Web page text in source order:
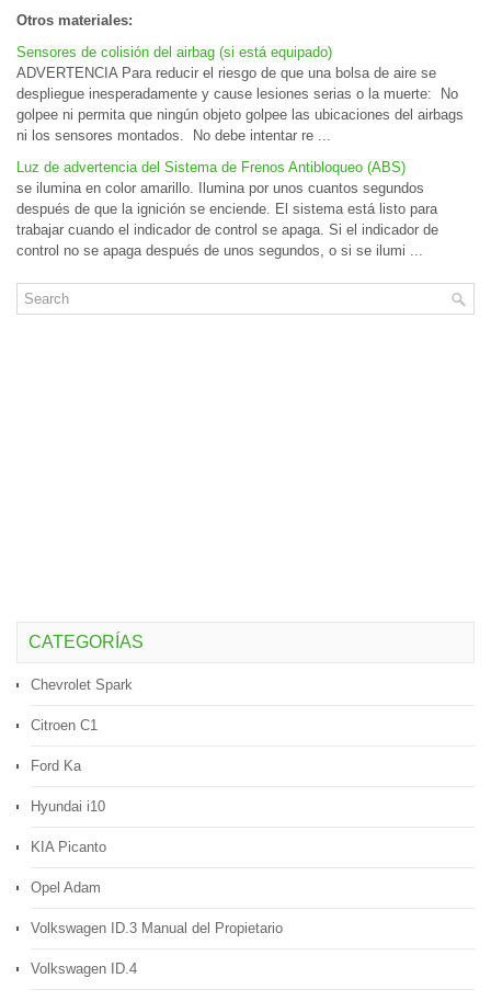
Otros materiales:
Sensores de colisión del airbag (si está equipado)
ADVERTENCIA Para reducir el riesgo de que una bolsa de aire se
despliegue inesperadamente y cause lesiones serias o la muerte: No
golpee ni permita que ningún objeto golpee las ubicaciones del airbags
ni los sensores montados. No debe intentar re ...
Luz de advertencia del Sistema de Frenos Antibloqueo (ABS)
se ilumina en color amarillo. Ilumina por unos cuantos segundos
después de que la ignición se enciende. El sistema está listo para
trabajar cuando el indicador de control se apaga. Si el indicador de
control no se apaga después de unos segundos, o si se ilumi ...
CATEGORÍAS
Chevrolet Spark
Citroen C1
Ford Ka
Hyundai i10
KIA Picanto
Opel Adam
Volkswagen ID.3 Manual del Propietario
Volkswagen ID.4